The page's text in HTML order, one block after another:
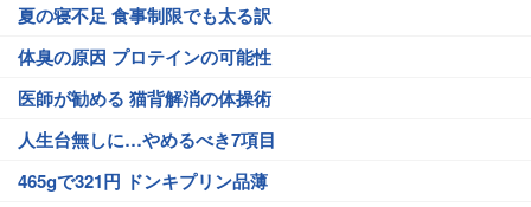
夏の寝不足 食事制限でも太る訳
体臭の原因 プロテインの可能性
医師が勧める 猫背解消の体操術
人生台無しに…やめるべき7項目
465gで321円 ドンキプリン品薄